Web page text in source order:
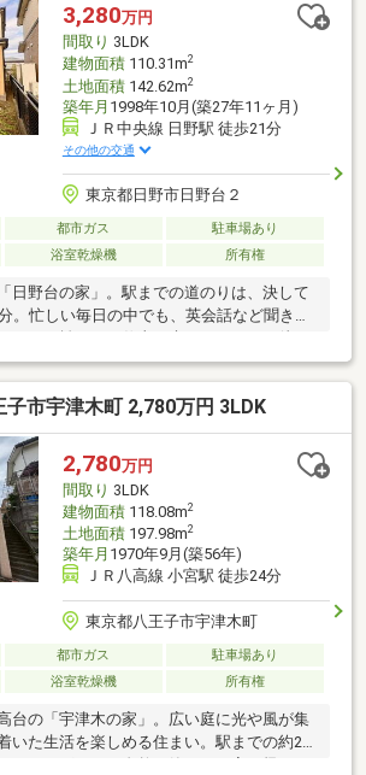
3,280万円
間取り 3LDK
建物面積110.31m2
土地面積142.62m2
築年月 1998年10月(築27年11ヶ月)
ＪＲ中央線 日野駅 徒歩21分
その他の交通
東京都日野市日野台２
都市ガス
駐車場あり
浴室乾燥機 所有権
日野台の家」。駅までの道のりは、決して
。忙しい毎日の中でも、英会話など聞きな
３LDKの我が家です。家に帰れば、杉の無
安らぐ空間が広がります。〇オススメのポ
諸経費がお得です。・内装工事完了物件の
加工事不要です。・2026年8月にリフォー
内容。全居室床材に国産杉の無垢材施工キ
・トイレ、給湯器、クロス張替え、照明器
クスカーなど、駐車可能。
子市宇津木町 2,780万円 3LDK
2,780万円
間取り 3LDK
建物面積118.08m2
土地面積197.98m2
築年月 1970年9月(築56年)
ＪＲ八高線 小宮駅 徒歩24分
東京都八王子市宇津木町
都市ガス
駐車場あり
浴室乾燥機 所有権
台の「宇津木の家」。広い庭に光や風が集
いた生活を楽しめる住まい。駅までの約20